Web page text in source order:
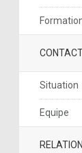
Situation
Equipe